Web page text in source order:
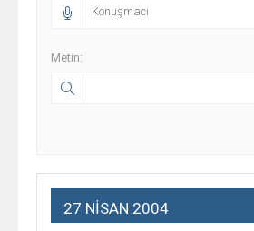
Metin:
27 NISAN 2004